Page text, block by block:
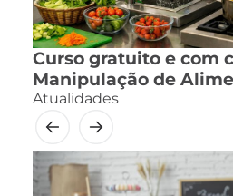
Curso gratuito e com
Manipulação de
Atualidades